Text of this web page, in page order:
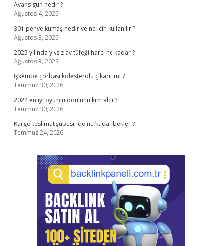
Avans gün nedir ?
Ağustos 4, 2026
301 penye kumaş nedir ve ne için kullanılır ?
Ağustos 3, 2026
2025 yılında yivsiz av tüfeği harcı ne kadar ?
Ağustos 3, 2026
İşkembe çorbası kolesterolü çıkarır mı ?
Temmuz 30, 2026
2024 en iyi oyuncu ödülünü kim aldı ?
Temmuz 30, 2026
Kargo teslimat şubesinde ne kadar bekler ?
Temmuz 24, 2026